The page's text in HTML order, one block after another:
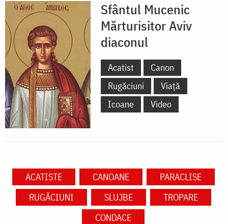
Sfântul Mucenic
Mărturisitor Aviv
diaconul
Acatist
Canon
Rugăciuni
Viață
Icoane
Video
ACATISTE CANOANE
PARACLISE
RUGĂCIUNI
SLUJBE
TROPARE
CONDACE